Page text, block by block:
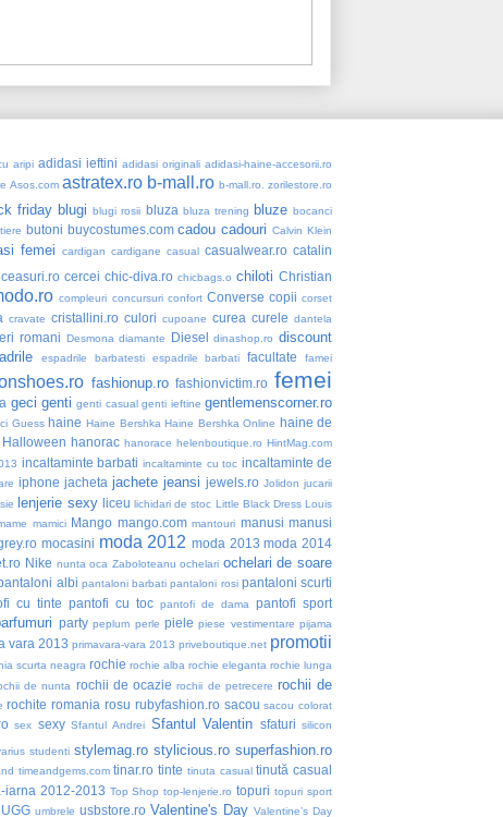
aripi adidasi ieftini adidasi originali adidasi-haine-accesorii.ro
Asos.com astratex.ro b-mall.ro b-mall.ro. zorilestore.ro
friday blugi blugi rosii bluza bluza trening bluze bocanci
butoni buycostumes.com cadou cadouri Calvin Klein
femei cardigan cardigane casual casualwear.ro catalin
cercei chic-diva.ro chicbags.o chiloti Christian
compleuri concursuri confort Converse copii corset
cravate cristallini.ro culori cupoane curea curele dantela
romani Desmona diamante Diesel dinashop.ro discount
espadrile barbatesti espadrile barbati facultate famei
fashionup.ro fashionvictim.ro femei
geci genti genti casual genti ieftine gentlemenscorner.ro
Guess haine Haine Bershka Haine Bershka Online haine de
Halloween hanorac hanorace helenboutique.ro HintMag.com
incaltaminte barbati incaltaminte cu toc incaltaminte de
iphone jacheta jachete jeansi jewels.ro Jolidon jucarii
lenjerie sexy liceu lichidari de stoc Little Black Dress Louis
mamici Mango mango.com mantouri manusi manusi
mocasini moda 2012 moda 2013 moda 2014
Nike nunta oca Zaboloteanu ochelari ochelari de soare
albi pantaloni barbati pantaloni rosi pantaloni scurti
cu tinte pantofi cu toc pantofi de dama pantofi sport
party peplum perle piele piese vestimentare pijama
vara 2013 primavara-vara 2013 priveboutique.net promotii
scurta neagra rochie rochie alba rochie eleganta rochie lunga
de nunta rochii de ocazie rochii de petrecere rochii de
rochite romania rosu rubyfashion.ro sacou sacou colorat
sex sexy Sfantul Andrei Sfantul Valentin sfaturi silicon
studenti stylemag.ro stylicious.ro superfashion.ro
timeandgems.com tinar.ro tinte tinuta casual tinută casual
iarna 2012-2013 Top Shop top-lenjerie.ro topuri topuri sport
UGG umbrele usbstore.ro Valentine's Day Valentine’s Day